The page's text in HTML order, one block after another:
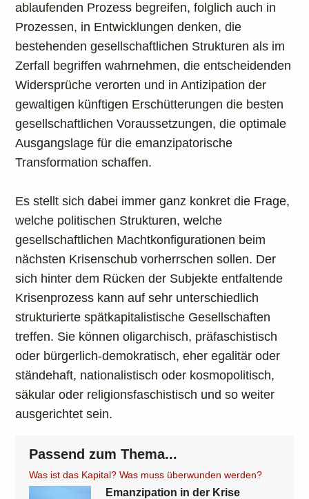
ablaufenden Prozess begreifen, folglich auch in
Prozessen, in Entwicklungen denken, die
bestehenden gesellschaftlichen Strukturen als im
Zerfall begriffen wahrnehmen, die entscheidenden
Widersprüche verorten und in Antizipation der
gewaltigen künftigen Erschütterungen die besten
gesellschaftlichen Voraussetzungen, die optimale
Ausgangslage für die emanzipatorische
Transformation schaffen.
Es stellt sich dabei immer ganz konkret die Frage,
welche politischen Strukturen, welche
gesellschaftlichen Machtkonfigurationen beim
nächsten Krisenschub vorherrschen sollen. Der
sich hinter dem Rücken der Subjekte entfaltende
Krisenprozess kann auf sehr unterschiedlich
strukturierte spätkapitalistische Gesellschaften
treffen. Sie können oligarchisch, präfaschistisch
oder bürgerlich-demokratisch, eher egalitär oder
ständehaft, nationalistisch oder kosmopolitisch,
säkular oder religionsfaschistisch und so weiter
ausgerichtet sein.
Passend zum Thema...
Was ist das Kapital? Was muss überwunden werden?
Emanzipation in der Krise